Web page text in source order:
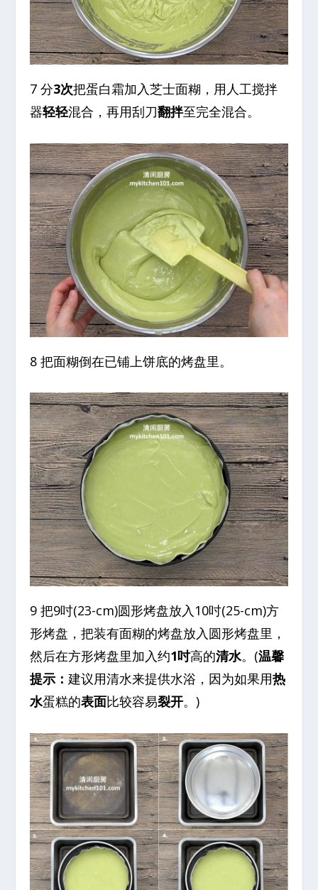
7 分3次把蛋白霜加入芝士面糊，用人工搅拌
器轻轻混合，再用刮刀翻拌至完全混合。
8 把面糊倒在已铺上饼底的烤盘里。
9 把9吋(23-cm)圆形烤盘放入10吋(25-cm)方
形烤盘，把装有面糊的烤盘放入圆形烤盘里，
然后在方形烤盘里加入约1吋高的清水。(温馨
提示：建议用清水来提供水浴，因为如果用热
水蛋糕的表面比较容易裂开。)